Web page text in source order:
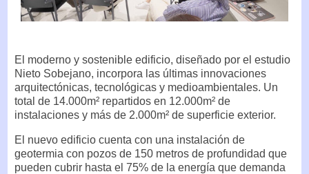
El moderno y sostenible edificio, diseñado por el estudio
Nieto Sobejano, incorpora las últimas innovaciones
arquitectónicas, tecnológicas y medioambientales. Un
total de 14.000m² repartidos en 12.000m² de
instalaciones y más de 2.000m² de superficie exterior.
El nuevo edificio cuenta con una instalación de
geotermia con pozos de 150 metros de profundidad que
pueden cubrir hasta el 75% de la energía que demanda